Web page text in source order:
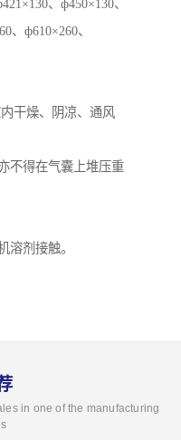
、ф450×130、
、ф610×260、
干燥、阴凉、通风
不得在气囊上堆压重
溶剂接触。
in one of the manufacturing